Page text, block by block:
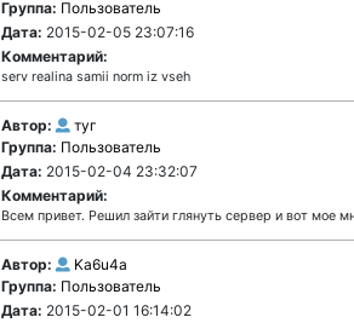
Группа: Пользователь
Дата: 2015-02-05 23:07:16
Комментарий:
serv realina samii norm iz vseh
Автор:
туг
Группа: Пользователь
Дата: 2015-02-04 23:32:07
Комментарий:
Всем привет. Решил зайти глянуть сервер и вот мое
Автор:
Ka6u4a
Группа: Пользователь
Дата: 2015-02-01 16:14:02